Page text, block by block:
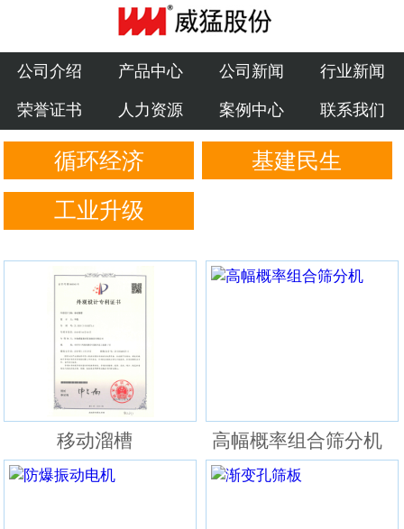
公司介绍
产品中心
公司新闻
行业新闻
公司介绍 产品中心 公司新闻 行业新闻
荣誉证书 人力资源 案例中心 联系我们
循环经济 基建民生
工业升级
移动溜槽 高幅概率组合筛分机